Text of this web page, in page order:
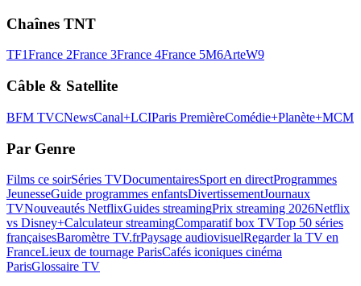
Chaînes TNT
TF1France 2France 3France 4France 5M6ArteW9
Câble & Satellite
BFM TVCNewsCanal+LCIParis PremièreComédie+Planète+MCM
Par Genre
Films ce soirSéries TVDocumentairesSport en directProgrammes
JeunesseGuide programmes enfantsDivertissementJournaux
TVNouveautés NetflixGuides streamingPrix streaming 2026Netflix
vs Disney+Calculateur streamingComparatif box TVTop 50 séries
françaisesBaromètre TV.frPaysage audiovisuelRegarder la TV en
FranceLieux de tournage ParisCafés iconiques cinéma
ParisGlossaire TV